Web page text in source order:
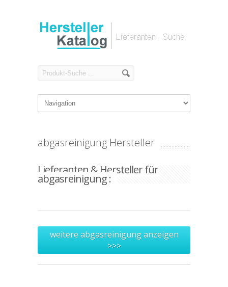
abgasreinigung Hersteller
Lieferanten & Hersteller für
abgasreinigung :
weitere abgasreinigung anzeigen
>>>